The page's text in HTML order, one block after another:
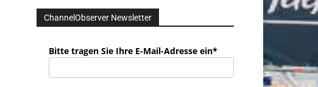
ChannelObserver Newsletter
Bitte tragen Sie Ihre E-Mail-Adresse ein*